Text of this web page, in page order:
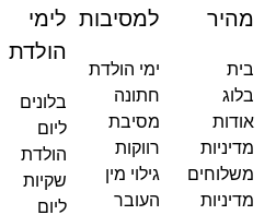
מהיר
בית
בלוג
אודות
מדיניות
משלוחים
מדיניות
למסיבות
ימי הולדת
חתונה
מסיבת
רווקות
גילוי מין
העובר
לימי
הולדת
בלונים
ליום
הולדת
שקיות
ליום